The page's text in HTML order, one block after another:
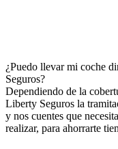
¿Puedo llevar mi coche
Seguros?
Dependiendo de la
Liberty Seguros la
y nos cuentes que
realizar, para ahorrarte